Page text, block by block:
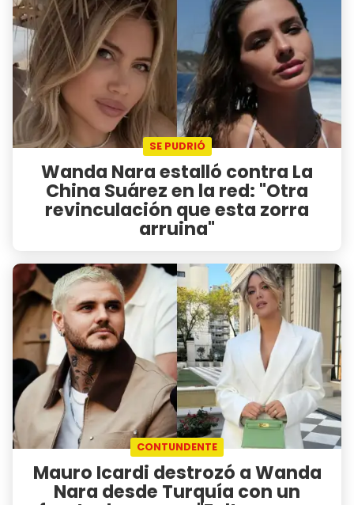
SE PUDRIÓ
Wanda Nara estalló contra La
China Suárez en la red: "Otra
revinculación que esta zorra
arruina"
CONTUNDENTE
Mauro Icardi destrozó a Wanda
Nara desde Turquía con un